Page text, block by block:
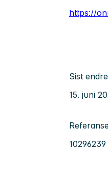
https://
Sist
15. juni
10296239